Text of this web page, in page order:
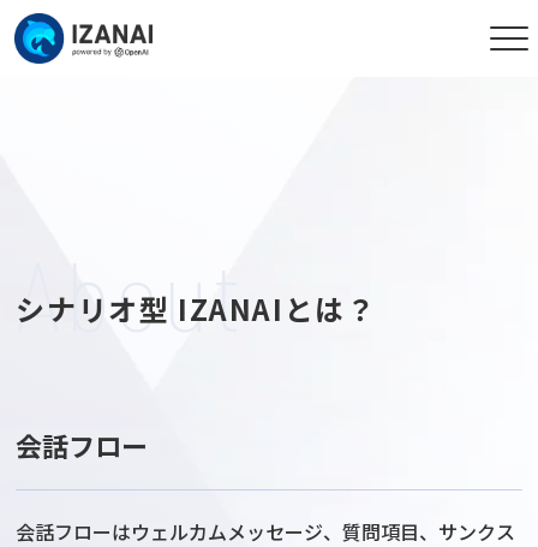
シナリオ型 IZANAIとは？
About
会話フロー
会話フローはウェルカムメッセージ、質問項目、サンクス